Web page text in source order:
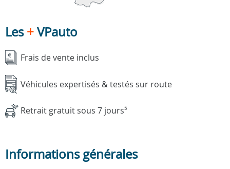
Les+VPauto
Frais de vente inclus
Véhicules expertisés & testés sur route
Retrait gratuit sous 7 jours5
Informations générales